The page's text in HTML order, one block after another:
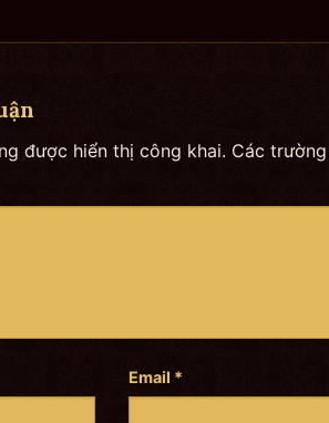
được hiển thị công khai. Các
Email *